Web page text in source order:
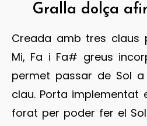
Gralla dolça
Creada amb tres claus
Mi, Fa i Fa# greus
permet passar de Sol
clau. Porta implementat
forat per poder fer el